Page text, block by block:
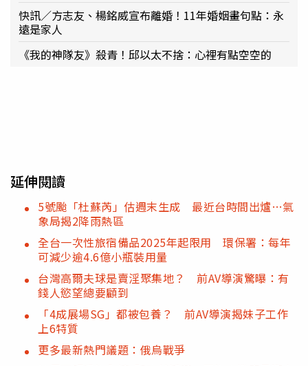
快訊／方志友、楊銘威宣布離婚！11年婚姻畫句點：永
遠是家人
《我的神隊友》殺青！邱以太不捨：心裡有點空空的
延伸閱讀
5號颱「杜蘇芮」估週末生成 最近台時間出爐…氣
象局揭2降雨熱區
全台一次性旅宿備品2025年起限用 環保署：每年
可減少逾4.6億小瓶裝用量
台灣高爾夫球是賣淫聚集地？ 前AV導演驚曝：有
錢人慾望總要顧到
「4成展場SG」都被包養？ 前AV導演揭妹子工作
上6特質
更多最新熱門議題：俄烏戰爭